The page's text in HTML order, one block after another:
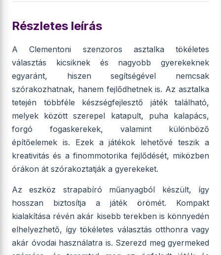
Részletes leírás
A Clementoni szenzoros asztalka tökéletes
választás kicsiknek és nagyobb gyerekeknek
egyaránt, hiszen segítségével nemcsak
szórakozhatnak, hanem fejlődhetnek is. Az asztalka
tetején többféle készségfejlesztő játék található,
melyek között szerepel katapult, puha kalapács,
forgó fogaskerekek, valamint különböző
építőelemek is. Ezek a játékok lehetővé teszik a
kreativitás és a finommotorika fejlődését, miközben
órákon át szórakoztatják a gyerekeket.
Az eszköz strapabíró műanyagból készült, így
hosszan biztosítja a játék örömét. Kompakt
kialakítása révén akár kisebb terekben is könnyedén
elhelyezhető, így tökéletes választás otthonra vagy
akár óvodai használatra is. Szerezd meg gyermeked